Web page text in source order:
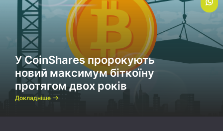
У CoinShares пророкують
новий максимум біткоїну
протягом двох років
Докладніше